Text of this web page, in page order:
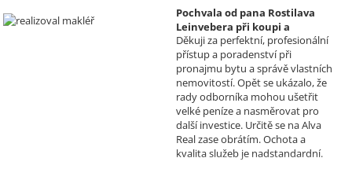
problému. Vaše společnost i Vy v
nás získáváte opravdu spokojené
klienty, kteří budou vaše služby
vždy doporučovat každému, kdo
je potřebuje. Věřím, že se na Vás
budeme moci obrátit i v případě
prodeje, který plánujeme v
budoucnu uskutečnit. Se
srdečným pozdravem a přáním
mnoho zdraví i úspěchů Vám
přejí manželé Kovandovi
Pochvala od pana Rostilava
Leinvebera při koupi a
následném pronájmu
investiční nemovitosti
Realizoval makléř: David
Vašíček
Děkuji za perfektní, profesionální
přístup a poradenství při
pronajmu bytu a správě vlastních
nemovitostí. Opět se ukázalo, že
rady odborníka mohou ušetřit
velké peníze a nasměrovat pro
další investice. Určitě se na Alva
Real zase obrátím. Ochota a
kvalita služeb je nadstandardní.